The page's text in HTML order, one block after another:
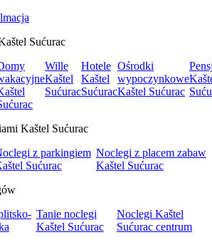
Sućurac
Wille
Kaštel
Sućurac
Hotele
Kaštel
Sućurac
Ośrodki
wypoczynkowe
Kaštel Sućurac
Kaštel Sućurac
z parkingiem
Sućurac
Noclegi z placem zabaw
Kaštel Sućurac
Tanie noclegi
Kaštel Sućurac
Noclegi Kaštel
Sućurac centrum